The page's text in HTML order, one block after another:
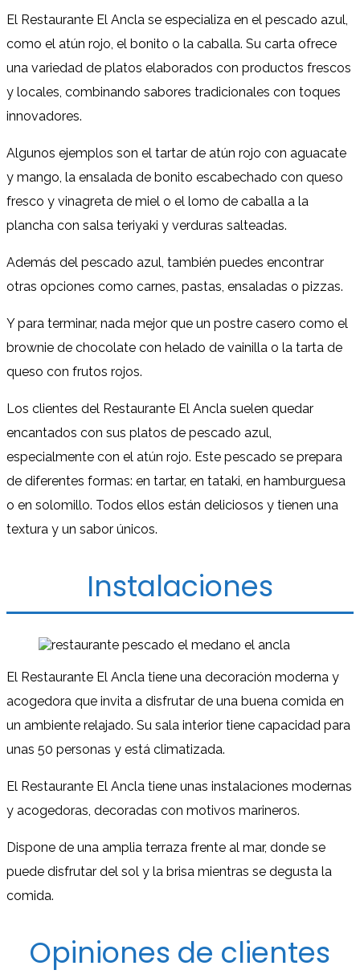
El Restaurante El Ancla se especializa en el pescado azul,
como el atún rojo, el bonito o la caballa. Su carta ofrece
una variedad de platos elaborados con productos frescos
y locales, combinando sabores tradicionales con toques
innovadores.
Algunos ejemplos son el tartar de atún rojo con aguacate
y mango, la ensalada de bonito escabechado con queso
fresco y vinagreta de miel o el lomo de caballa a la
plancha con salsa teriyaki y verduras salteadas.
Además del pescado azul, también puedes encontrar
otras opciones como carnes, pastas, ensaladas o pizzas.
Y para terminar, nada mejor que un postre casero como el
brownie de chocolate con helado de vainilla o la tarta de
queso con frutos rojos.
Los clientes del Restaurante El Ancla suelen quedar
encantados con sus platos de pescado azul,
especialmente con el atún rojo. Este pescado se prepara
de diferentes formas: en tartar, en tataki, en hamburguesa
o en solomillo. Todos ellos están deliciosos y tienen una
textura y un sabor únicos.
Instalaciones
El Restaurante El Ancla tiene una decoración moderna y
acogedora que invita a disfrutar de una buena comida en
un ambiente relajado. Su sala interior tiene capacidad para
unas 50 personas y está climatizada.
El Restaurante El Ancla tiene unas instalaciones modernas
y acogedoras, decoradas con motivos marineros.
Dispone de una amplia terraza frente al mar, donde se
puede disfrutar del sol y la brisa mientras se degusta la
comida.
Opiniones de clientes